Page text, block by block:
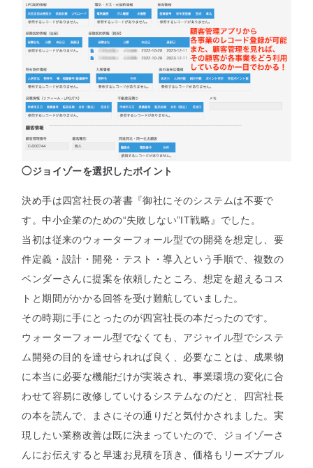
◯ジョイゾーを選択したポイント
決め手は四宮社長の著書『御社にそのシステムは不要で
す。中小企業のための“失敗しない”IT戦略』でした。
当初は従来のウォーターフォール型での開発を想定し、要
件定義・設計・開発・テスト・導入という手順で、複数の
ベンダーさんに提案を依頼したところ、想定を超えるコス
トと期間がかかる回答を受け難航していました。
その時期に手にとったのが四宮社長の本だったのです。
ウォーターフォール型でなくても、アジャイル型でシステ
ム開発の目的を達せられれば良く、必要なことは、成果物
に本当に必要な機能だけが実装され、事業環境の変化に合
わせて容易に改修していけるシステムなのだと、四宮社長
の本を読んで、まさにその通りだと気付かされました。実
現したい業務改善は既に決まっていたので、ジョイゾーさ
んにお伝えすると早速お見積を頂き、価格もリーズナブル